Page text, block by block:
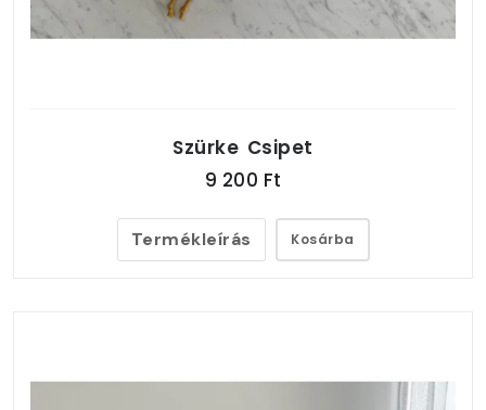
Szürke Csipet
9 200 Ft
Termékleírás Kosárba